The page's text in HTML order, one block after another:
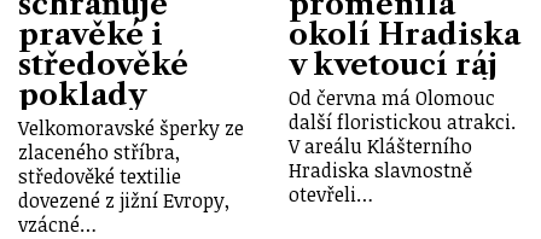
pravěké i
středověké
poklady
Velkomoravské šperky ze
zlaceného stříbra,
středověké textilie
dovezené z jižní Evropy,
vzácné…
okolí Hradiska
v kvetoucí ráj
Od června má Olomouc
další floristickou atrakci.
V areálu Klášterního
Hradiska slavnostně
otevřeli…